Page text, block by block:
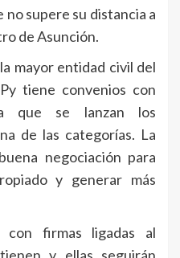
no supere su distancia a
de Asunción.
mayor entidad civil del
tiene convenios con
que se lanzan los
de las categorías. La
negociación para
y generar más
con firmas ligadas al